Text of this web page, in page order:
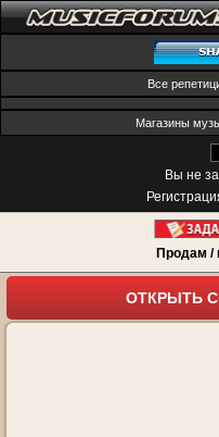
Все
Магазины
Вы не
Продам /
ОТКРЫТЬ